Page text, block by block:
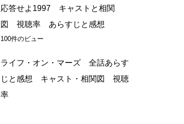
応答せよ1997 キャストと相関
図 視聴率 あらすじと感想
100件のビュー
ライフ・オン・マーズ 全話あらす
じと感想 キャスト・相関図 視聴
率